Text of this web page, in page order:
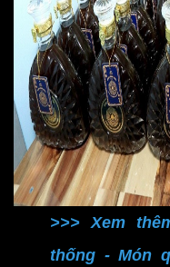
>>> Xem
thống - Món